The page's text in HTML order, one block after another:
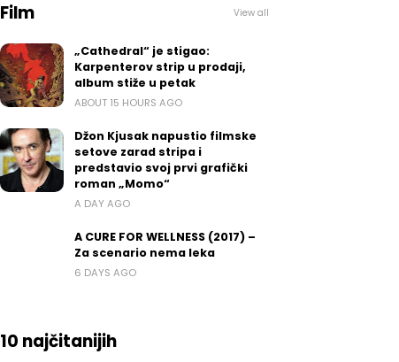
Film View all
„Cathedral“ je stigao:
Karpenterov strip u prodaji,
album stiže u petak
ABOUT 15 HOURS AGO
Džon Kjusak napustio filmske
setove zarad stripa i
predstavio svoj prvi grafički
roman „Momo“
A DAY AGO
A CURE FOR WELLNESS (2017) –
Za scenario nema leka
6 DAYS AGO
10 najčitanijih